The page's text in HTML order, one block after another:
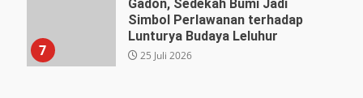
7
Gadon, Sedekah Bumi Jadi
Simbol Perlawanan terhadap
Lunturya Budaya Leluhur
25 Juli 2026